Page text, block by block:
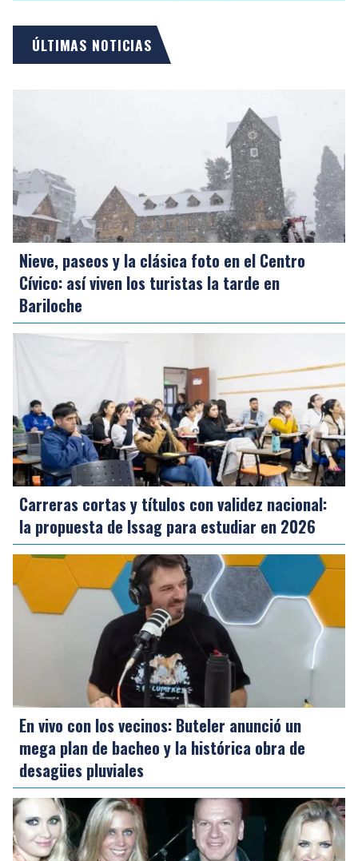
ÚLTIMAS NOTICIAS
Nieve, paseos y la clásica foto en el Centro
Cívico: así viven los turistas la tarde en
Bariloche
Carreras cortas y títulos con validez nacional:
la propuesta de Issag para estudiar en 2026
En vivo con los vecinos: Buteler anunció un
mega plan de bacheo y la histórica obra de
desagües pluviales